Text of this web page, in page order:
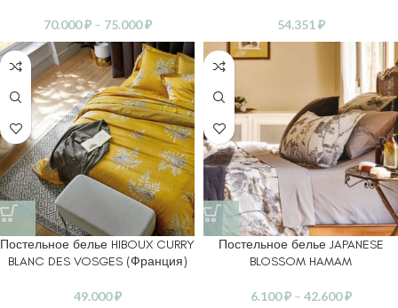
70.000₽ – 75.000₽ 54.351 ₽
Постельное белье HIBOUX CURRY
BLANC DES VOSGES (Франция)
49.000₽
Постельное белье JAPANESE
BLOSSOM HAMAM
6.100₽ – 42.600₽